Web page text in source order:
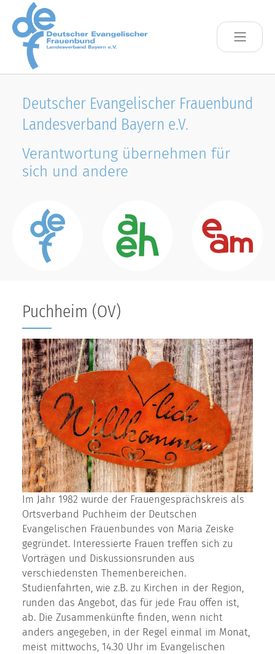
Skip to main content
Deutscher Evangelischer Frauenbund
Landesverband Bayern e.V.
Verantwortung übernehmen für
sich und andere
Puchheim (OV)
Im Jahr 1982 wurde der Frauengesprächskreis als
Ortsverband Puchheim der Deutschen
Evangelischen Frauenbundes von Maria Zeiske
gegründet. Interessierte Frauen treffen sich zu
Vorträgen und Diskussionsrunden aus
verschiedensten Themenbereichen.
Studienfahrten, wie z.B. zu Kirchen in der Region,
runden das Angebot, das für jede Frau offen ist,
ab. Die Zusammenkünfte finden, wenn nicht
anders angegeben, in der Regel einmal im Monat,
meist mittwochs, 14.30 Uhr im Evangelischen